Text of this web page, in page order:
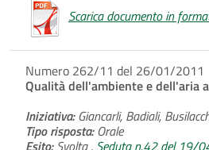
Scarica documento in
Numero 262/11 del 26/01/2011
Qualità dell'ambiente e dell'aria
Iniziativa:Giancarli, Badiali,
Tipo risposta:Orale
Esito:Svolta , Seduta n.42 del 19/